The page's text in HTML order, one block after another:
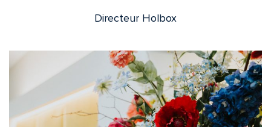
Directeur Holbox